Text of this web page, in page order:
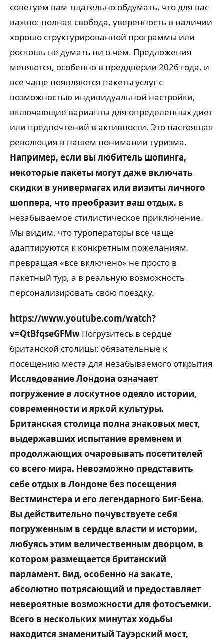
советуем вам тщательно обдумать, что для вас
важно: полная свобода, уверенность в наличии
хорошо структурированной программы или
роскошь не думать ни о чем. Предложения
меняются, особенно в преддверии 2026 года, и
все чаще появляются пакеты услуг с
возможностью индивидуальной настройки,
включающие варианты для определенных диет
или предпочтений в активности. Это настоящая
революция в нашем понимании туризма.
Например, если вы любитель шопинга,
некоторые пакеты могут даже включать
скидки в универмагах или визиты личного
шоппера, что преобразит ваш отдых. в
незабываемое стилистическое приключение.
Мы видим, что туроператоры все чаще
адаптируются к конкретным пожеланиям,
превращая «все включено» не просто в
пакетный тур, а в реальную возможность
персонализировать свою поездку.
https://www.youtube.com/watch?
v=QtBfqseGFMw Погрузитесь в сердце
британской столицы: обязательные к
посещению места для незабываемого открытия
Исследование Лондона означает
погружение в лоскутное одеяло истории,
современности и яркой культуры.
Британская столица полна знаковых мест,
выдержавших испытание временем и
продолжающих очаровывать посетителей
со всего мира. Невозможно представить
себе отдых в Лондоне без посещения
Вестминстера и его легендарного Биг-Бена.
Вы действительно почувствуете себя
погруженным в сердце власти и истории,
любуясь этим величественным дворцом, в
котором размещается британский
парламент. Вид, особенно на закате,
абсолютно потрясающий и предоставляет
невероятные возможности для фотосъемки.
Всего в нескольких минутах ходьбы
находится знаменитый Тауэрский мост,